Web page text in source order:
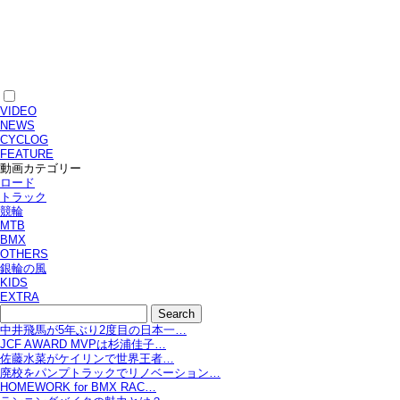
VIDEO
NEWS
CYCLOG
FEATURE
動画カテゴリー
ロード
トラック
競輪
MTB
BMX
OTHERS
銀輪の風
KIDS
EXTRA
中井飛馬が5年ぶり2度目の日本一…
JCF AWARD MVPは杉浦佳子…
佐藤水菜がケイリンで世界王者…
廃校をパンプトラックでリノベーション…
HOMEWORK for BMX RAC…